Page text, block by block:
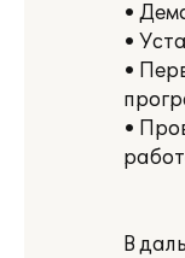
•
•
•
•
В